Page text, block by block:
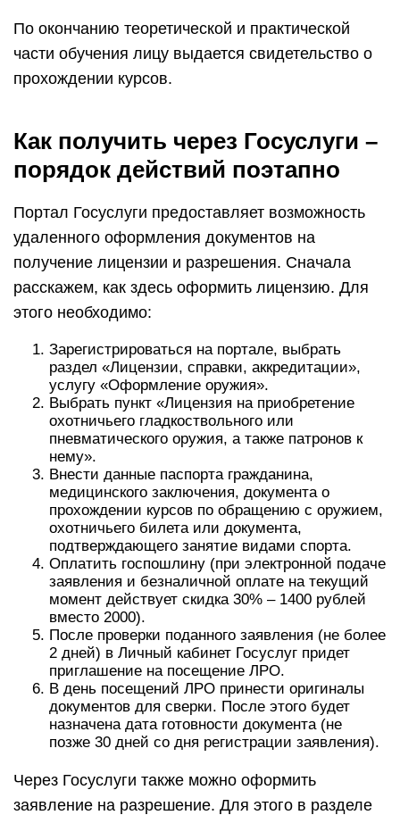
По окончанию теоретической и практической
части обучения лицу выдается свидетельство о
прохождении курсов.
Как получить через Госуслуги –
порядок действий поэтапно
Портал Госуслуги предоставляет возможность
удаленного оформления документов на
получение лицензии и разрешения. Сначала
расскажем, как здесь оформить лицензию. Для
этого необходимо:
Зарегистрироваться на портале, выбрать
раздел «Лицензии, справки, аккредитации»,
услугу «Оформление оружия».
Выбрать пункт «Лицензия на приобретение
охотничьего гладкоствольного или
пневматического оружия, а также патронов к
нему».
Внести данные паспорта гражданина,
медицинского заключения, документа о
прохождении курсов по обращению с оружием,
охотничьего билета или документа,
подтверждающего занятие видами спорта.
Оплатить госпошлину (при электронной подаче
заявления и безналичной оплате на текущий
момент действует скидка 30% – 1400 рублей
вместо 2000).
После проверки поданного заявления (не более
2 дней) в Личный кабинет Госуслуг придет
приглашение на посещение ЛРО.
В день посещений ЛРО принести оригиналы
документов для сверки. После этого будет
назначена дата готовности документа (не
позже 30 дней со дня регистрации заявления).
Через Госуслуги также можно оформить
заявление на разрешение. Для этого в разделе